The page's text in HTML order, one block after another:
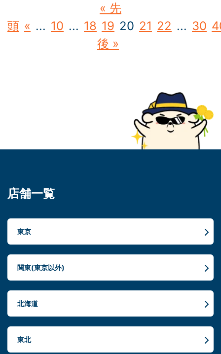
« 先
頭 « ... 10 ... 18 19 20 21 22 ... 30
後 »
店舗一覧
東京
関東(東京以外)
北海道
東北